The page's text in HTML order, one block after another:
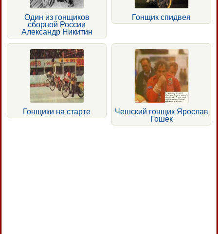
Один из гонщиков
сборной России
Александр Никитин
Гонщик спидвея
Гонщики на старте
Чешский гонщик Ярослав
Гошек